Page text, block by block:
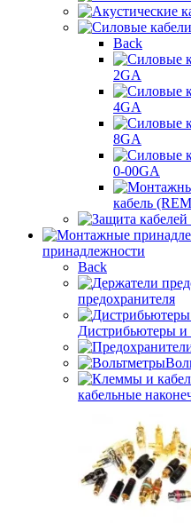
Back
2GA
4GA
8GA
0-00GA
кабель
принадлежности
Back
предохранителя
Дистрибьютеры и
кабельные